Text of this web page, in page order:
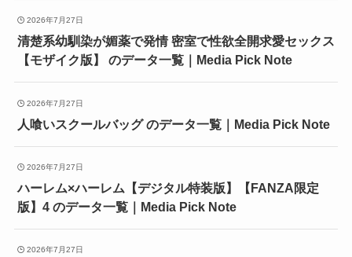
2026年7月27日
清楚系幼馴染が媚薬で発情 密室で性欲全開求愛セックス
【モザイク版】 のデータ一覧｜Media Pick Note
2026年7月27日
人喰いスクールバッグ のデータ一覧｜Media Pick Note
2026年7月27日
ハーレム×ハーレム【デジタル特装版】【FANZA限定
版】4 のデータ一覧｜Media Pick Note
2026年7月27日